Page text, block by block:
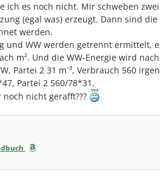
ich es noch nicht. Mir schweben
(egal was) erzeugt. Dann sind
werden.
und WW werden getrennt ermittelt,
m². Und die WW-Energie wird
Partei 2 31 m´³, Verbrauch 560
Partei 2 560/78*31.
nicht gerafft???